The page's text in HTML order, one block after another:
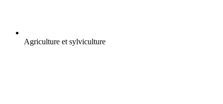
Agriculture et sylviculture